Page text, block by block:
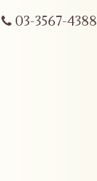
03-3567-4388